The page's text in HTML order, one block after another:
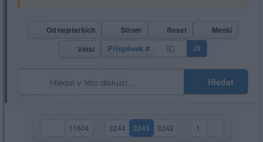
Od nejstarších Strom Reset
Menší
Větší
Příspěvek # Jít
Hledat
11604 3244 3243(aktuální strana)
3242 1